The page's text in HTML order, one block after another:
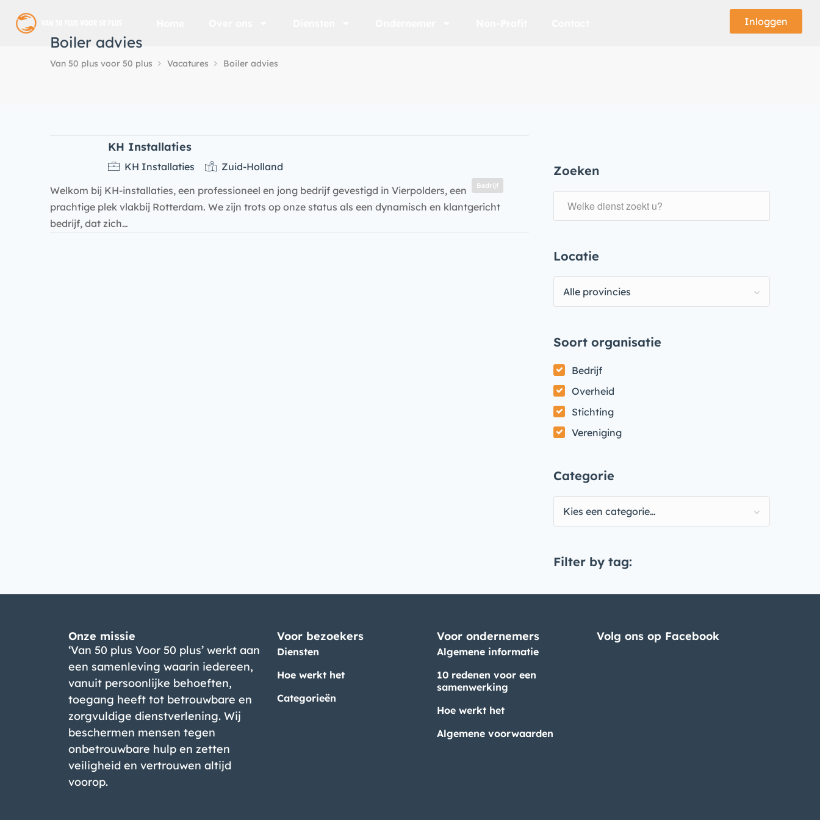
Inloggen
Boiler advies
Van 50 plus voor 50 plus Vacatures Boiler advies
Zoeken
Locatie
Alle provincies
Soort organisatie
Bedrijf
Overheid
Stichting
Vereniging
Categorie
Kies een categorie…
Filter by tag:
KH Installaties
Bedrijf
KH Installaties
Zuid-Holland
Welkom bij KH-installaties, een professioneel en jong bedrijf gevestigd in Vierpolders, een
prachtige plek vlakbij Rotterdam. We zijn trots op onze status als een dynamisch en klantgericht
bedrijf, dat zich…
Onze missie
‘Van 50 plus Voor 50 plus’ werkt aan
een samenleving waarin iedereen,
vanuit persoonlijke behoeften,
toegang heeft tot betrouwbare en
zorgvuldige dienstverlening. Wij
beschermen mensen tegen
onbetrouwbare hulp en zetten
veiligheid en vertrouwen altijd
voorop.
Voor bezoekers
Diensten
Hoe werkt het
Categorieën
Voor ondernemers
Algemene informatie
10 redenen voor een
samenwerking
Hoe werkt het
Algemene voorwaarden
Volg ons op Facebook